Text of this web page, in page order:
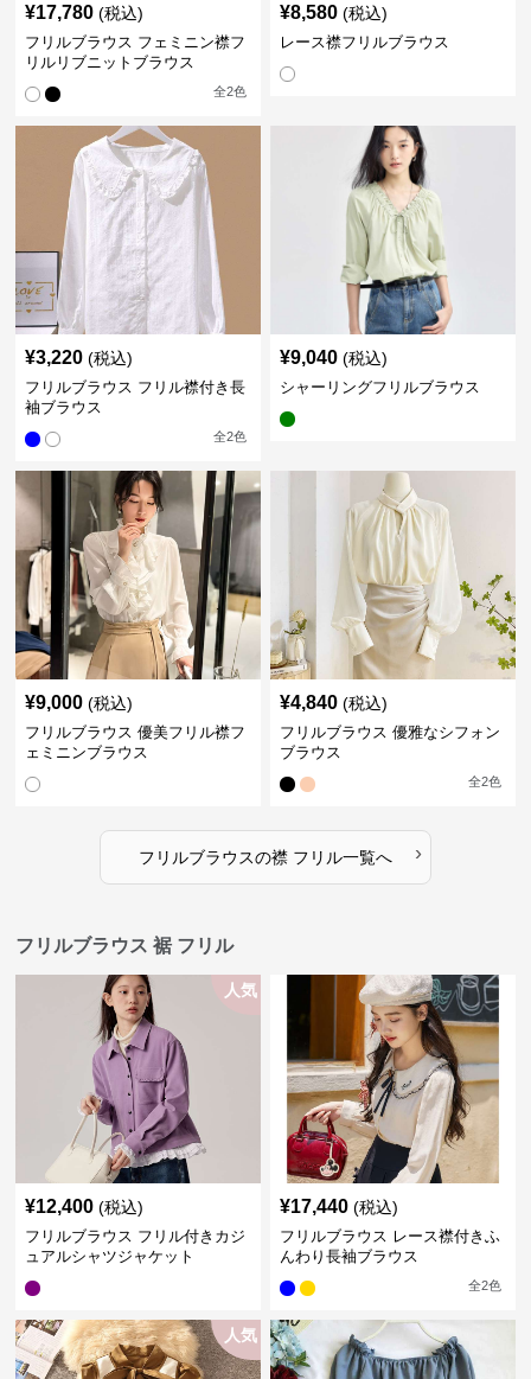
¥17,780 (税込)
フリルブラウス フェミニン襟フ
リルリブニットブラウス
全2色
¥8,580 (税込)
レース襟フリルブラウス
¥3,220 (税込)
フリルブラウス フリル襟付き長
袖ブラウス
全2色
¥9,040 (税込)
シャーリングフリルブラウス
¥9,000 (税込)
フリルブラウス 優美フリル襟フ
ェミニンブラウス
¥4,840 (税込)
フリルブラウス 優雅なシフォン
ブラウス
全2色
フリルブラウスの襟 フリル一覧へ ›
フリルブラウス 裾 フリル
人気
¥12,400 (税込)
フリルブラウス フリル付きカジ
ュアルシャツジャケット
¥17,440 (税込)
フリルブラウス レース襟付きふ
んわり長袖ブラウス
全2色
人気